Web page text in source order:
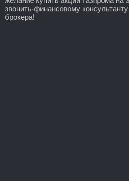
звонить-финансовому
брокера!